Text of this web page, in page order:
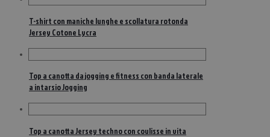
T-shirt con maniche lunghe e scollatura rotonda
Jersey Cotone Lycra
Top a canotta da jogging e fitness con banda laterale
a intarsio Jogging
Top a canotta Jersey techno con coulisse in vita